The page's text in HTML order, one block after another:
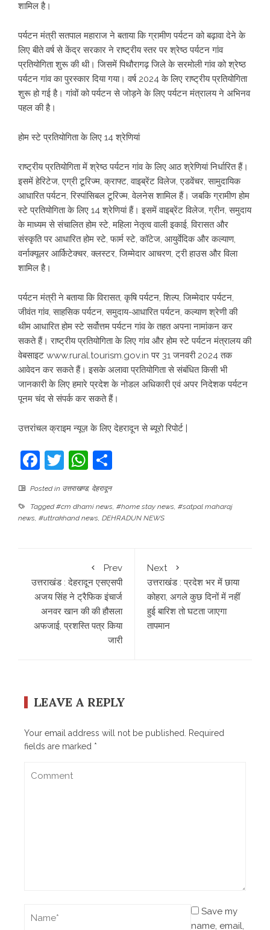
शामिल है।
पर्यटन मंत्री सतपाल महाराज ने बताया कि ग्रामीण पर्यटन को बढ़ावा देने के
लिए बीते वर्ष से केंद्र सरकार ने राष्ट्रीय स्तर पर श्रेष्ठ पर्यटन गांव
प्रतियोगिता शुरू की थी। जिसमें पिथौरागढ़ जिले के सरमोली गांव को श्रेष्ठ
पर्यटन गांव का पुरस्कार दिया गया। वर्ष 2024 के लिए राष्ट्रीय प्रतियोगिता
शुरू हो गई है। गांवों को पर्यटन से जोड़ने के लिए पर्यटन मंत्रालय ने अभिनव
पहल की है।
होम स्टे प्रतियोगिता के लिए 14 श्रेणियां
राष्ट्रीय प्रतियोगिता में श्रेष्ठ पर्यटन गांव के लिए आठ श्रेणियां निर्धारित हैं।
इसमें हेरिटेज, एग्री टूरिज्म, क्राफ्ट, वाइब्रेंट विलेज, एडवेंचर, सामुदायिक
आधारित पर्यटन, रिस्पांसिबल टूरिज्म, वेलनेस शामिल हैं। जबकि ग्रामीण होम
स्टे प्रतियोगिता के लिए 14 श्रेणियां हैं। इसमें वाइब्रेंट विलेज, ग्रीन, समुदाय
के माध्यम से संचालित होम स्टे, महिला नेतृत्व वाली इकाई, विरासत और
संस्कृति पर आधारित होम स्टे, फार्म स्टे, कॉटेज, आयुर्वेदिक और कल्याण,
वर्नाक्यूलर आर्किटेक्चर, क्लस्टर, जिम्मेदार आचरण, ट्री हाउस और विला
शामिल है।
पर्यटन मंत्री ने बताया कि विरासत, कृषि पर्यटन, शिल्प, जिम्मेदार पर्यटन,
जीवंत गांव, साहसिक पर्यटन, समुदाय-आधारित पर्यटन, कल्याण श्रेणी की
थीम आधारित होम स्टे सर्वोत्तम पर्यटन गांव के तहत अपना नामांकन कर
सकते हैं। राष्ट्रीय प्रतियोगिता के लिए गांव और होम स्टे पर्यटन मंत्रालय की
वेबसाइट www.rural.tourism.gov.in पर 31 जनवरी 2024 तक
आवेदन कर सकते हैं। इसके अलावा प्रतियोगिता से संबंधित किसी भी
जानकारी के लिए हमारे प्रदेश के नोडल अधिकारी एवं अपर निदेशक पर्यटन
पूनम चंद से संपर्क कर सकते हैं।
उत्तरांचल क्राइम न्यूज़ के लिए देहरादून से ब्यूरो रिपोर्ट |
Facebook
TwitterWhatsApp
Posted in उत्तराखण्ड, देहरादून
Tagged#cm dhami news, #home stay news, #satpal maharaj
news, #uttrakhand news, DEHRADUN NEWS
Prev
उत्तराखंड : देहरादून एसएसपी
अजय सिंह ने ट्रैफिक इंचार्ज
अनवर खान की की हौसला
अफजाई, प्रशस्ति पत्र किया
जारी
Next
उत्तराखंड : प्रदेश भर में छाया
कोहरा, अगले कुछ दिनों में नहीं
हुई बारिश तो घटता जाएगा
तापमान
LEAVE A REPLY
Your email address will not be published.
Required
fields are marked *
Save my
name, email,